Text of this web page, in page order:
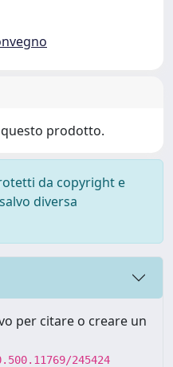
prodotto.
da copyright e
diversa
per citare o creare un
245424